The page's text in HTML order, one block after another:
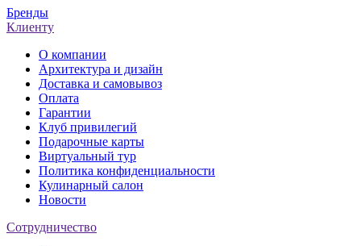
Бренды
Клиенту
О компании
Архитектура и дизайн
Доставка и самовывоз
Оплата
Гарантии
Клуб привилегий
Подарочные карты
Виртуальный тур
Политика конфиденциальности
Кулинарный салон
Новости
Сотрудничество